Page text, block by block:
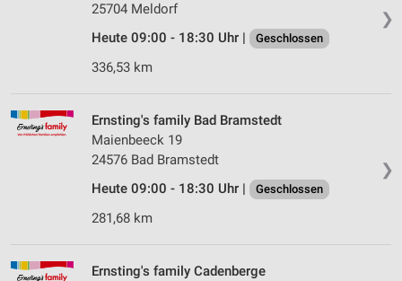
❯
25704 Meldorf
Heute 09:00 - 18:30 Uhr |
Geschlossen
336,53 km
❯
Ernsting's family Bad Bramstedt
Maienbeeck 19
24576 Bad Bramstedt
Heute 09:00 - 18:30 Uhr |
Geschlossen
281,68 km
Ernsting's family Cadenberge